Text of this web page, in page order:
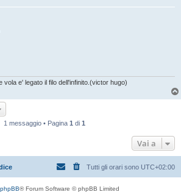
vola e' legato il filo dell'infinito.(victor hugo)
1 messaggio • Pagina 1 di 1
Vai a
Tutti gli orari sono UTC+02:00
phpBB® Forum Software © phpBB Limited